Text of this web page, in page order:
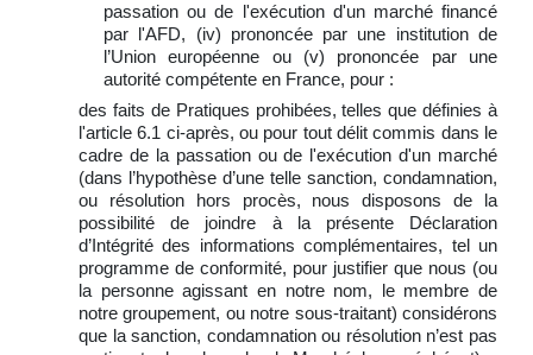
passation ou de l'exécution d'un marché financé
par l'AFD, (iv) prononcée par une institution de
l’Union européenne ou (v) prononcée par une
autorité compétente en France, pour :
des faits de Pratiques prohibées, telles que définies à
l'article 6.1 ci‑après, ou pour tout délit commis dans le
cadre de la passation ou de l'exécution d'un marché
(dans l’hypothèse d’une telle sanction, condamnation,
ou résolution hors procès, nous disposons de la
possibilité de joindre à la présente Déclaration
d’Intégrité des informations complémentaires, tel un
programme de conformité, pour justifier que nous (ou
la personne agissant en notre nom, le membre de
notre groupement, ou notre sous-traitant) considérons
que la sanction, condamnation ou résolution n’est pas